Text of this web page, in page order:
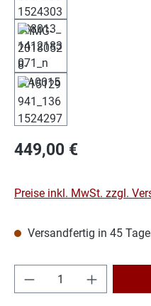
Regulärer Preis:
449,00 €
Preise inkl. MwSt. zzgl.
Versandfertig in 45
Produkt Anzahl: